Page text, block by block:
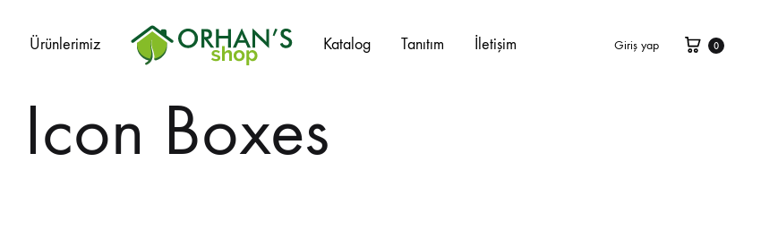
Ürünlerimiz
Garden
Katalog Tanıtım İletişim Giriş yap Sepet
0
Icon Boxes